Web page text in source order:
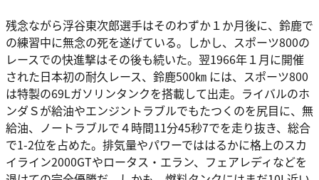
残念ながら浮谷東次郎選手はそのわずか１か月後に、鈴鹿で
の練習中に無念の死を遂げている。しかし、スポーツ800の
レースでの快進撃はその後も続いた。翌1966年１月に開催
された日本初の耐久レース、鈴鹿500㎞ には、スポーツ800
は特製の69Lガソリンタンクを搭載して出走。ライバルのホ
ンダＳが給油やエンジントラブルでもたつくのを尻目に、無
給油、ノートラブルで４時間11分45秒7でを走り抜き、総合
で1-2位を占めた。排気量やパワーでははるかに格上のスカ
イライン2000GTやロータス・エラン、フェアレディなどを